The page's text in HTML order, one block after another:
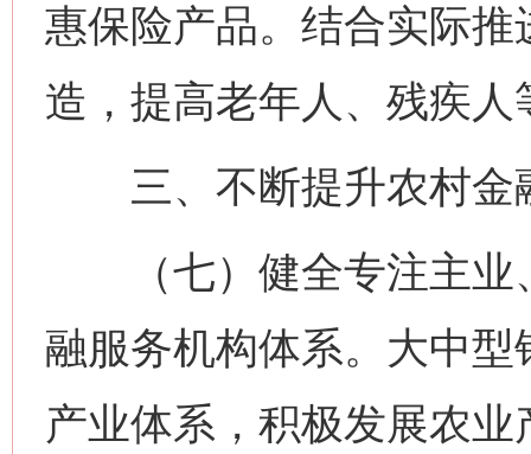
惠保险产品。结合实际
造，提高老年人、残疾
三、不断提升农村金
（七）健全专注主业
融服务机构体系。大中
产业体系，积极发展农